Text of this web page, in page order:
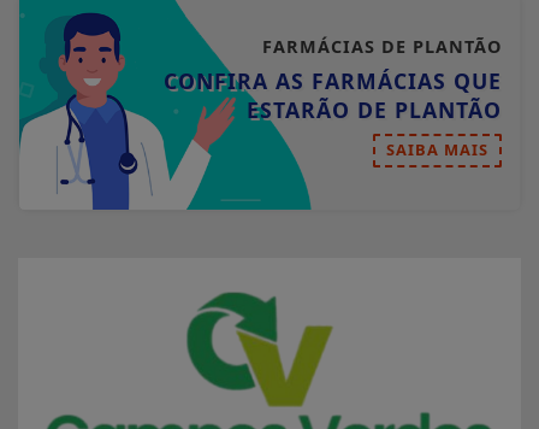
FARMÁCIAS DE PLANTÃO
CONFIRA AS FARMÁCIAS QUE
ESTARÃO DE PLANTÃO
SAIBA MAIS